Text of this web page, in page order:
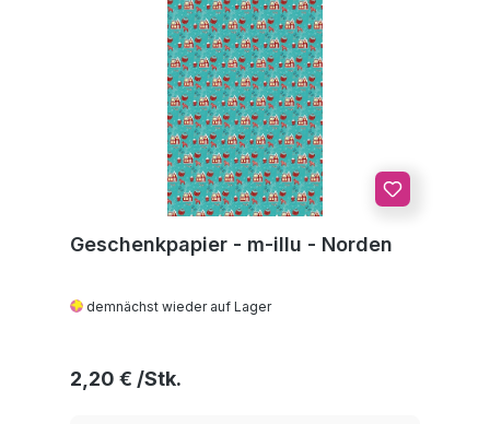
Geschenkpapier - m-illu - Norden
demnächst wieder auf Lager
Regulärer Preis:
2,20 €